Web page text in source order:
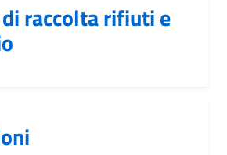
raccolta rifiuti e